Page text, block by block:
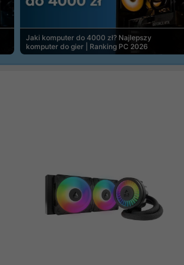
Jaki komputer do 4000 zł? Najlepszy
komputer do gier | Ranking PC 2026